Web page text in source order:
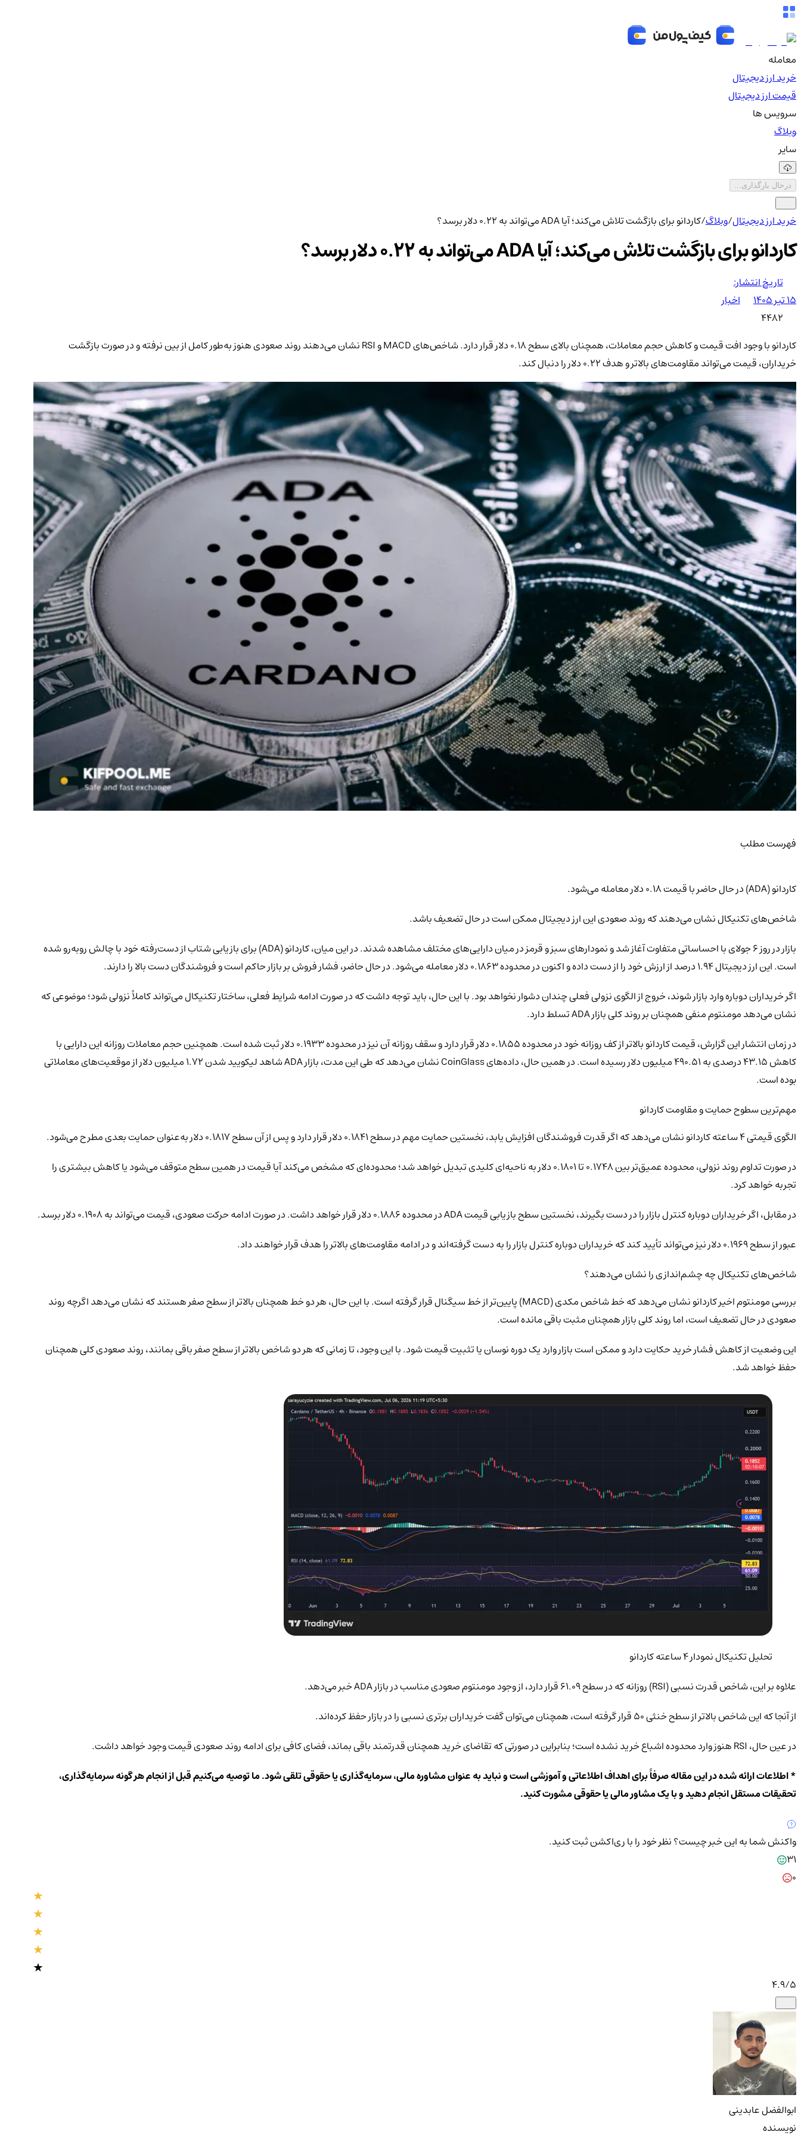
معامله
خرید ارز دیجیتال
قیمت ارز دیجیتال
سرویس ها
وبلاگ
سایر
درحال بارگذاری...
خرید ارز دیجیتال/وبلاگ/کاردانو برای بازگشت تلاش می‌کند؛ آیا ADA می‌تواند به ۰.۲۲ دلار برسد؟
کاردانو برای بازگشت تلاش می‌کند؛ آیا ADA می‌تواند به ۰.۲۲ دلار برسد؟
تاریخ انتشار:
۱۵ تیر ۱۴۰۵
اخبار
4482
کاردانو با وجود افت قیمت و کاهش حجم معاملات، همچنان بالای سطح ۰.۱۸ دلار قرار دارد. شاخص‌های MACD و RSI نشان می‌دهند روند صعودی هنوز به‌طور کامل از بین نرفته و در صورت بازگشت
خریداران، قیمت می‌تواند مقاومت‌های بالاتر و هدف ۰.۲۲ دلار را دنبال کند.
فهرست مطلب
کاردانو (ADA) در حال حاضر با قیمت ۰.۱۸ دلار معامله می‌شود.
شاخص‌های تکنیکال نشان می‌دهند که روند صعودی این ارز دیجیتال ممکن است در حال تضعیف باشد.
بازار در روز ۶ جولای با احساساتی متفاوت آغاز شد و نمودارهای سبز و قرمز در میان دارایی‌های مختلف مشاهده شدند. در این میان، کاردانو (ADA) برای بازیابی شتاب از دست‌رفته خود با چالش روبه‌رو شده
است. این ارز دیجیتال ۱.۹۴ درصد از ارزش خود را از دست داده و اکنون در محدوده ۰.۱۸۶۳ دلار معامله می‌شود. در حال حاضر، فشار فروش بر بازار حاکم است و فروشندگان دست بالا را دارند.
اگر خریداران دوباره وارد بازار شوند، خروج از الگوی نزولی فعلی چندان دشوار نخواهد بود. با این حال، باید توجه داشت که در صورت ادامه شرایط فعلی، ساختار تکنیکال می‌تواند کاملاً نزولی شود؛ موضوعی که
نشان می‌دهد مومنتوم منفی همچنان بر روند کلی بازار ADA تسلط دارد.
در زمان انتشار این گزارش، قیمت کاردانو بالاتر از کف روزانه خود در محدوده ۰.۱۸۵۵ دلار قرار دارد و سقف روزانه آن نیز در محدوده ۰.۱۹۳۳ دلار ثبت شده است. همچنین حجم معاملات روزانه این دارایی با
کاهش ۴۳.۱۵ درصدی به ۴۹۰.۵۱ میلیون دلار رسیده است. در همین حال، داده‌های CoinGlass نشان می‌دهد که طی این مدت، بازار ADA شاهد لیکویید شدن ۱.۷۲ میلیون دلار از موقعیت‌های معاملاتی
بوده است.
مهم‌ترین سطوح حمایت و مقاومت کاردانو
الگوی قیمتی ۴ ساعته کاردانو نشان می‌دهد که اگر قدرت فروشندگان افزایش یابد، نخستین حمایت مهم در سطح ۰.۱۸۴۱ دلار قرار دارد و پس از آن سطح ۰.۱۸۱۷ دلار به‌عنوان حمایت بعدی مطرح می‌شود.
در صورت تداوم روند نزولی، محدوده عمیق‌تر بین ۰.۱۷۴۸ تا ۰.۱۸۰۱ دلار به ناحیه‌ای کلیدی تبدیل خواهد شد؛ محدوده‌ای که مشخص می‌کند آیا قیمت در همین سطح متوقف می‌شود یا کاهش بیشتری را
تجربه خواهد کرد.
در مقابل، اگر خریداران دوباره کنترل بازار را در دست بگیرند، نخستین سطح بازیابی قیمت ADA در محدوده ۰.۱۸۸۶ دلار قرار خواهد داشت. در صورت ادامه حرکت صعودی، قیمت می‌تواند به ۰.۱۹۰۸ دلار برسد.
عبور از سطح ۰.۱۹۶۹ دلار نیز می‌تواند تأیید کند که خریداران دوباره کنترل بازار را به دست گرفته‌اند و در ادامه مقاومت‌های بالاتر را هدف قرار خواهند داد.
شاخص‌های تکنیکال چه چشم‌اندازی را نشان می‌دهند؟
بررسی مومنتوم اخیر کاردانو نشان می‌دهد که خط شاخص مکدی (MACD) پایین‌تر از خط سیگنال قرار گرفته است. با این حال، هر دو خط همچنان بالاتر از سطح صفر هستند که نشان می‌دهد اگرچه روند
صعودی در حال تضعیف است، اما روند کلی بازار همچنان مثبت باقی مانده است.
این وضعیت از کاهش فشار خرید حکایت دارد و ممکن است بازار وارد یک دوره نوسان یا تثبیت قیمت شود. با این وجود، تا زمانی که هر دو شاخص بالاتر از سطح صفر باقی بمانند، روند صعودی کلی همچنان
حفظ خواهد شد.
تحلیل تکنیکال نمودار ۴ ساعته کاردانو
علاوه بر این، شاخص قدرت نسبی (RSI) روزانه که در سطح ۶۱.۰۹ قرار دارد، از وجود مومنتوم صعودی مناسب در بازار ADA خبر می‌دهد.
از آنجا که این شاخص بالاتر از سطح خنثی ۵۰ قرار گرفته است، همچنان می‌توان گفت خریداران برتری نسبی را در بازار حفظ کرده‌اند.
در عین حال، RSI هنوز وارد محدوده اشباع خرید نشده است؛ بنابراین در صورتی که تقاضای خرید همچنان قدرتمند باقی بماند، فضای کافی برای ادامه روند صعودی قیمت وجود خواهد داشت.
* اطلاعات ارائه شده در این مقاله صرفاً برای اهداف اطلاعاتی و آموزشی است و نباید به عنوان مشاوره مالی، سرمایه‌گذاری یا حقوقی تلقی شود. ما توصیه می‌کنیم قبل از انجام هر گونه سرمایه‌گذاری،
تحقیقات مستقل انجام دهید و با یک مشاور مالی یا حقوقی مشورت کنید.
واکنش شما به این خبر چیست؟نظر خود را با ری‌اکشن ثبت کنید.
31
0
4.9/5
ابوالفضل عابدینی
نویسنده